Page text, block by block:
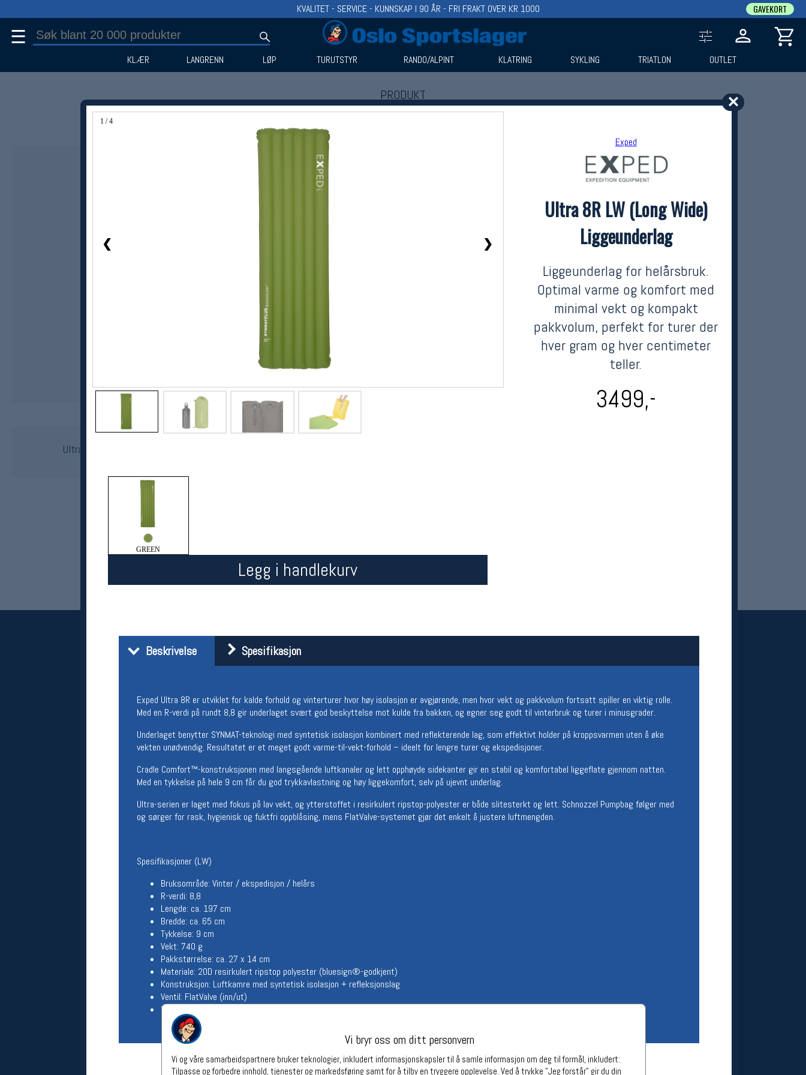
✕
1 / 4
❮ ❯
Exped
Ultra 8R LW (Long Wide)
Liggeunderlag
Liggeunderlag for helårsbruk.
Optimal varme og komfort med
minimal vekt og kompakt
pakkvolum, perfekt for turer der
hver gram og hver centimeter
teller.
3499,-
GREEN
Legg i handlekurv
Beskrivelse Spesifikasjon
Exped Ultra 8R er utviklet for kalde forhold og vinterturer hvor høy isolasjon er avgjørende, men hvor vekt og pakkvolum fortsatt spiller en viktig rolle.
Med en R-verdi på rundt 8,8 gir underlaget svært god beskyttelse mot kulde fra bakken, og egner seg godt til vinterbruk og turer i minusgrader.
Underlaget benytter SYNMAT-teknologi med syntetisk isolasjon kombinert med reflekterende lag, som effektivt holder på kroppsvarmen uten å øke
vekten unødvendig. Resultatet er et meget godt varme-til-vekt-forhold – ideelt for lengre turer og ekspedisjoner.
Cradle Comfort™-konstruksjonen med langsgående luftkanaler og lett opphøyde sidekanter gir en stabil og komfortabel liggeflate gjennom natten.
Med en tykkelse på hele 9 cm får du god trykkavlastning og høy liggekomfort, selv på ujevnt underlag.
Ultra-serien er laget med fokus på lav vekt, og ytterstoffet i resirkulert ripstop-polyester er både slitesterkt og lett. Schnozzel Pumpbag følger med
og sørger for rask, hygienisk og fuktfri oppblåsing, mens FlatValve-systemet gjør det enkelt å justere luftmengden.
Spesifikasjoner (LW)
Bruksområde: Vinter / ekspedisjon / helårs
R-verdi: 8,8
Lengde: ca. 197 cm
Bredde: ca. 65 cm
Tykkelse: 9 cm
Vekt: 740 g
Pakkstørrelse: ca. 27 x 14 cm
Materiale: 20D resirkulert ripstop polyester (bluesign®-godkjent)
Konstruksjon: Luftkamre med syntetisk isolasjon + refleksjonslag
Ventil: FlatValve (inn/ut)
Inkludert: Schnozzel Pumpbag + reparasjonskit
Vi bryr oss om ditt personvern
Vi og våre samarbeidspartnere bruker teknologier, inkludert informasjonskapsler til å samle informasjon om deg til formål, inkludert:
Tilpasse og forbedre innhold, tjenester og markedsføring samt for å tilby en tryggere opplevelse. Ved å trykke "Jeg forstår" gir du din
KVALITET - SERVICE - KUNNSKAP I 90 ÅR - FRI FRAKT OVER KR 1000 GAVEKORT
☰
KLÆR LANGRENN LØP TURUTSTYR RANDO/ALPINT KLATRING SYKLING TRIATLON OUTLET
PRODUKT
Produkter (1)
Exped
Ultra 8R LW (Long Wide) Liggeunderlag
Oslo Sportslager
Torggata 20
Telefon: 23 32 62 00
(telefontid man-fredag klokken 10-13)
Om oss
Kontakt oss
Man-Fredag:
11-18
Lørdag:
11-16
Magasinet
Medlemstilbud og aktiviteter
MELD DEG INN GRATIS
Åpningstider verkstedet
Om verkstedet
nettbutikken og trykke på den
nederste blå linjen
Betingelser Ledige stillinger
Følg oss på